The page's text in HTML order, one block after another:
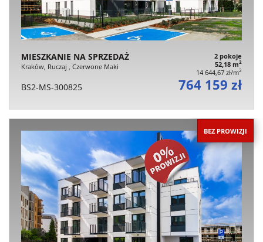
MIESZKANIE NA SPRZEDAŻ
Kraków, Ruczaj , Czerwone Maki
2 pokoje
52,18 m2
14 644,67 zł/m2
BS2-MS-300825 764 159 zł
BEZ PROWIZJI